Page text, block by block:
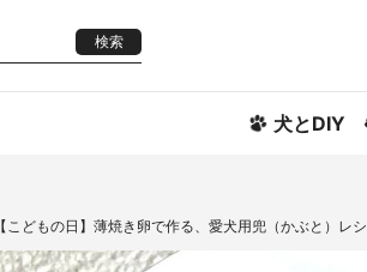
検索
犬とDIY
【こどもの日】薄焼き卵で作る、愛犬用兜（かぶと）レ